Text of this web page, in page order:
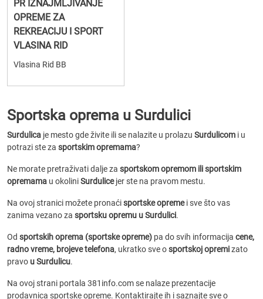
PR IZNAJMLJIVANJE
OPREME ZA
REKREACIJU I SPORT
VLASINA RID
Vlasina Rid BB
Sportska oprema u Surdulici
Surdulica je mesto gde živite ili se nalazite u prolazu Surdulicom i u
potrazi ste za sportskim opremama?
Ne morate pretraživati dalje za sportskom opremom ili sportskim
opremama u okoliniSurdulicejer ste na pravom mestu.
Na ovoj stranici možete pronaćisportske opremei sve što vas
zanima vezano za sportsku opremu u Surdulici.
Od sportskih oprema (sportske opreme) pa do svih informacija cene,
radno vreme, brojeve telefona, ukratko sve osportskoj opremizato
pravo u Surdulicu.
Na ovoj strani portala 381info.com se nalaze prezentacije
prodavnica sportske opreme. Kontaktirajte ih i saznajte sve o